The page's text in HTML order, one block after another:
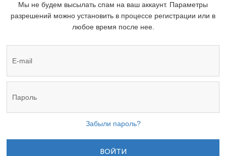
Мы не будем высылать спам на ваш аккаунт. Параметры
разрешений можно установить в процессе регистрации или в
любое время после нее.
Забыли пароль?
ВОЙТИ